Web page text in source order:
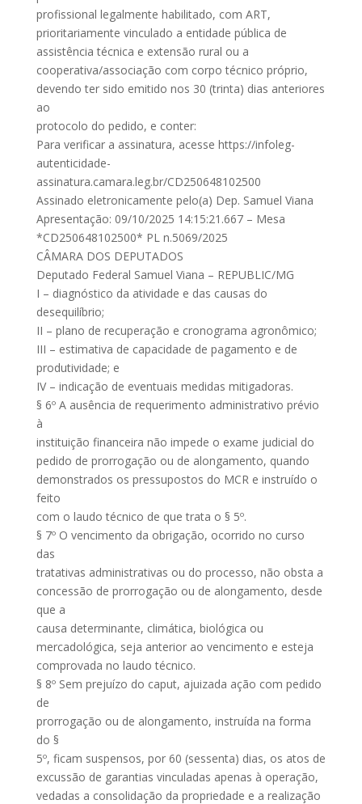
profissional legalmente habilitado, com ART,
prioritariamente vinculado a entidade pública de
assistência técnica e extensão rural ou a
cooperativa/associação com corpo técnico próprio,
devendo ter sido emitido nos 30 (trinta) dias anteriores
ao
protocolo do pedido, e conter:
Para verificar a assinatura, acesse https://infoleg-
autenticidade-
assinatura.camara.leg.br/CD250648102500
Assinado eletronicamente pelo(a) Dep. Samuel Viana
Apresentação: 09/10/2025 14:15:21.667 – Mesa
*CD250648102500* PL n.5069/2025
CÂMARA DOS DEPUTADOS
Deputado Federal Samuel Viana – REPUBLIC/MG
I – diagnóstico da atividade e das causas do
desequilíbrio;
II – plano de recuperação e cronograma agronômico;
III – estimativa de capacidade de pagamento e de
produtividade; e
IV – indicação de eventuais medidas mitigadoras.
§ 6º A ausência de requerimento administrativo prévio
à
instituição financeira não impede o exame judicial do
pedido de prorrogação ou de alongamento, quando
demonstrados os pressupostos do MCR e instruído o
feito
com o laudo técnico de que trata o § 5º.
§ 7º O vencimento da obrigação, ocorrido no curso
das
tratativas administrativas ou do processo, não obsta a
concessão de prorrogação ou de alongamento, desde
que a
causa determinante, climática, biológica ou
mercadológica, seja anterior ao vencimento e esteja
comprovada no laudo técnico.
§ 8º Sem prejuízo do caput, ajuizada ação com pedido
de
prorrogação ou de alongamento, instruída na forma
do §
5º, ficam suspensos, por 60 (sessenta) dias, os atos de
excussão de garantias vinculadas apenas à operação,
vedadas a consolidação da propriedade e a realização